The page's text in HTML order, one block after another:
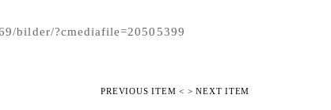
bilder/?cmediafile=20505399
PREVIOUS ITEM < > NEXT ITEM